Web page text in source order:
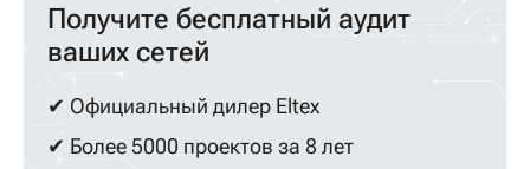
Получите бесплатный аудит
ваших сетей
✔ Официальный дилер Eltex
✔ Более 5000 проектов за 8 лет